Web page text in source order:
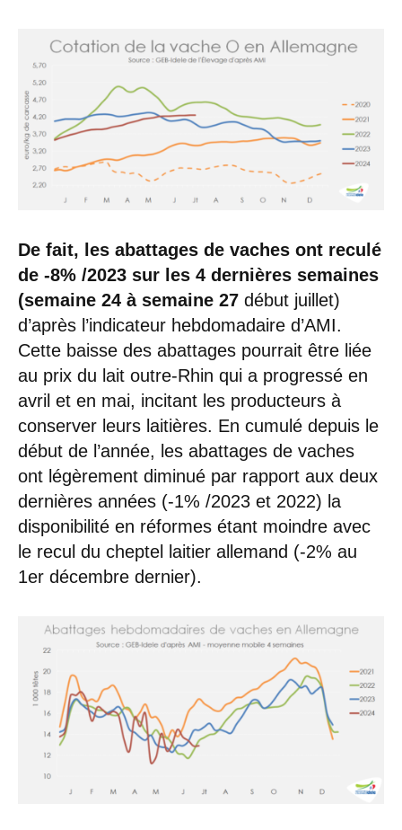
De fait, les abattages de vaches ont reculé
de -8% /2023 sur les 4 dernières semaines
(semaine 24 à semaine 27 début juillet)
d’après l’indicateur hebdomadaire d’AMI.
Cette baisse des abattages pourrait être liée
au prix du lait outre-Rhin qui a progressé en
avril et en mai, incitant les producteurs à
conserver leurs laitières. En cumulé depuis le
début de l’année, les abattages de vaches
ont légèrement diminué par rapport aux deux
dernières années (-1% /2023 et 2022) la
disponibilité en réformes étant moindre avec
le recul du cheptel laitier allemand (-2% au
1er décembre dernier).